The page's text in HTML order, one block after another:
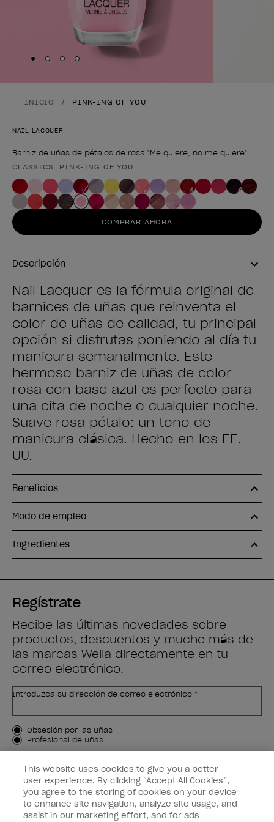
Skip to slide
Skip to slide
Skip to slide 3
Skip to slide
INICIO PINK-ING OF YOU
NAIL LACQUER
Barniz de uñas de pétalos de rosa "Me quiere, no me quiere".
Forma del producto
CLASSICS: PINK-ING OF YOU
COMPRAR AHORA
Descripción
Nail Lacquer es la fórmula original de
barnices de uñas que reinventa el
color de uñas de calidad, tu principal
opción si disfrutas poniendo al día tu
manicura semanalmente. Este
hermoso barniz de uñas de color
rosa con base azul es perfecto para
una cita de noche o cualquier noche.
Suave rosa pétalo: un tono de
manicura clásica. Hecho en los EE.
UU.
Beneficios
Modo de empleo
Ingredientes
Regístrate
Recibe las últimas novedades sobre
productos, descuentos y mucho más de
las marcas Wella directamente en tu
correo electrónico.
Introduzca su dirección de correo electrónico *
Tipo de cliente
Obsesión por las uñas
Profesional de uñas
APÚNTAME
Customer Information
Connect with OPI
This website uses cookies to give you a better
user experience. By clicking “Accept All Cookies”,
you agree to the storing of cookies on your device
to enhance site navigation, analyze site usage, and
assist in our marketing effort, and for ads